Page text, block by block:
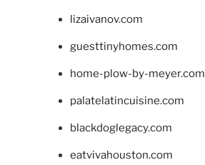
lizaivanov.com
guesttinyhomes.com
home-plow-by-meyer.com
palatelatincuisine.com
blackdoglegacy.com
eatvivahouston.com